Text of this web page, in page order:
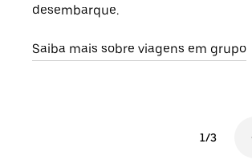
desembarque.
Saiba mais sobre viagens em grupo
1/3